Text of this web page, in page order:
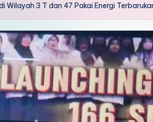
Wilayah 3 T dan 47 Pakai Energi